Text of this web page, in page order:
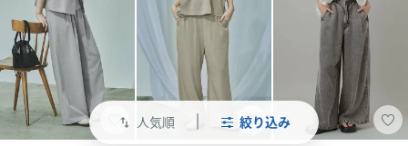
swap_vert 人気順 絞り込み